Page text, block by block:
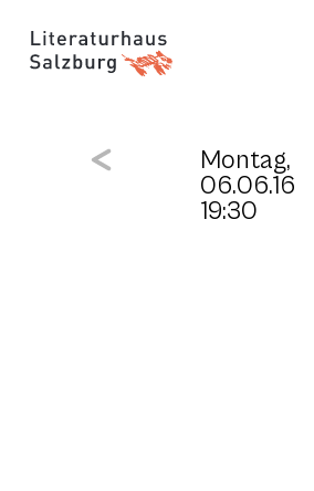
Montag,
06.06.16
19:30